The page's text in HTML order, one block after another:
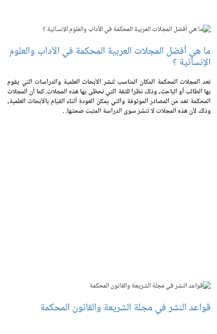
ما هي أفضل المجلات العربية المحكمة في الآداب والعلوم
الإنسانية ؟
تعد المجلات المحكمة المكان المناسب لنشر الأبحاث العلمية والدراسات التي يقوم
بها الطالب أو الباحث، وذلك نظرا للثقة التي تحظى بها هذه المجلات. كما أن المجلات
المحكمة تعد من المصادر الموثوقة والتي يمكن العودة أثناء القيام بالأبحاث العلمية،
وذلك لأن هذه المجلات لا تنشر سوى الدراسة المثبت صحتها. .
قواعد النشر في مجلة الشريعة والقانون المحكمة